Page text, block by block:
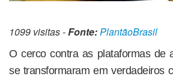
1099 visitas -Fonte:PlantãoBrasil
O cerco contra as plataformas de
se transformaram em verdadeiros